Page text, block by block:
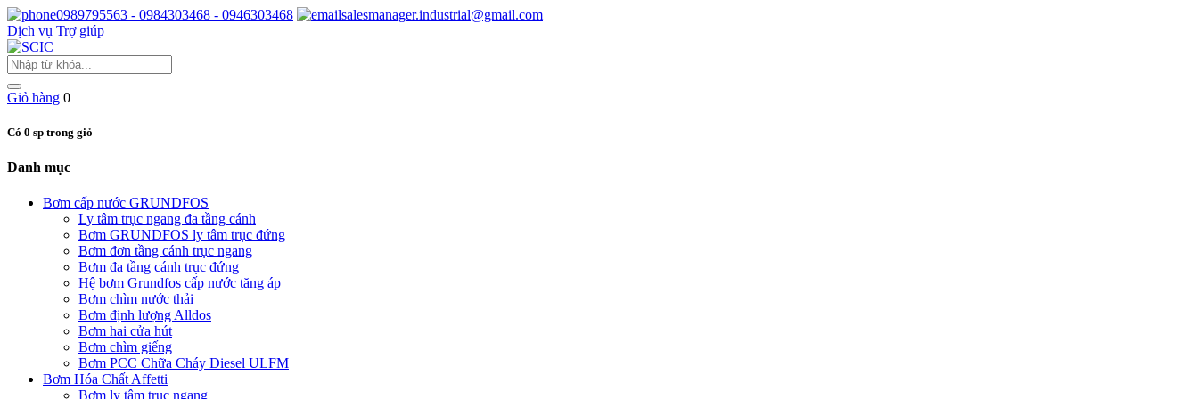
0989795563 - 0984303468 - 0946303468
salesmanager.industrial@gmail.com
Dịch vụ Trợ giúp
Giỏ hàng 0
Có 0 sp trong giỏ
Danh mục
Bơm cấp nước GRUNDFOS
Ly tâm trục ngang đa tầng cánh
Bơm GRUNDFOS ly tâm trục đứng
Bơm đơn tầng cánh trục ngang
Bơm đa tầng cánh trục đứng
Hệ bơm Grundfos cấp nước tăng áp
Bơm chìm nước thải
Bơm định lượng Alldos
Bơm hai cửa hút
Bơm chìm giếng
Bơm PCC Chữa Cháy Diesel ULFM
Bơm Hóa Chất Affetti
Bơm ly tâm trục ngang